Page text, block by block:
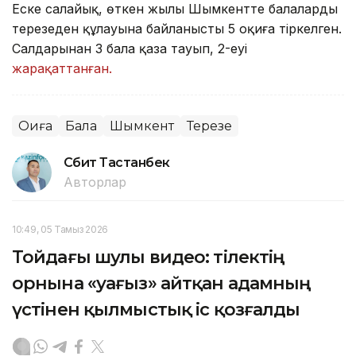
Еске салайық, өткен жылы Шымкентте балалардың
терезеден құлауына байланысты 5 оқиға тіркелген.
Салдарынан 3 бала қаза тауып, 2-еуі
жарақаттанған.
Оқиға Бала Шымкент Терезе
Сәбит Тастанбек
Авторлар
10:49, 05 Тамыз 2026
Тойдағы шулы видео: тілектің
орнына «уағыз» айтқан адамның
үстінен қылмыстық іс қозғалды